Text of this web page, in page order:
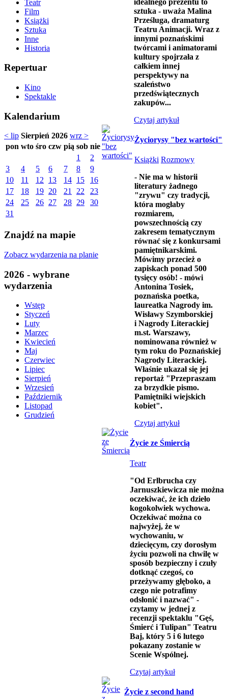
Teatr
Film
Książki
Sztuka
Inne
Historia
Repertuar
Kino
Spektakle
Kalendarium
< lip Sierpień 2026 wrz >
pon wto śro czw pią sob nie
1
2
3
4 5 6 7 8
9
10
11 12 13 14 15
16
17
18 19 20 21 22
23
24
25 26 27 28 29
30
31
Znajdź na mapie
Zobacz wydarzenia na planie
2026 - wybrane
wydarzenia
Wstęp
Styczeń
Luty
Marzec
Kwiecień
Maj
Czerwiec
Lipiec
Sierpień
Wrzesień
Październik
Listopad
Grudzień
sztuka - uważa Malina
Prześluga, dramaturg
Teatru Animacji. Wraz z
innymi poznańskimi
twórcami i animatorami
kultury spojrzała z
całkiem innej
perspektywy na
szaleństwo
przedświątecznych
zakupów...
Czytaj artykuł
Życiorysy "bez wartości"
Książki Rozmowy
- Nie ma w historii
literatury żadnego
"zrywu" czy tradycji,
która mogłaby
rozmiarem,
powszechnością czy
zakresem tematycznym
równać się z konkursami
pamiętnikarskimi.
Mówimy przecież o
zapiskach ponad 500
tysięcy osób! - mówi
Antonina Tosiek,
poznańska poetka,
laureatka Nagrody im.
Wisławy Szymborskiej
i Nagrody Literackiej
m.st. Warszawy,
nominowana również w
tym roku do Poznańskiej
Nagrody Literackiej.
Właśnie ukazał się jej
reportaż "Przepraszam
za brzydkie pismo.
Pamiętniki wiejskich
kobiet".
Czytaj artykuł
Życie ze Śmiercią
Teatr
"Od Erlbrucha czy
Jarnuszkiewicza nie można
oczekiwać, że ich dzieło
kogokolwiek wychowa.
Oczekiwać można co
najwyżej, że w
wychowaniu, w
dziecięcym, czy dorosłym
życiu pozwoli na chwilę w
sposób bezpieczny i czuły
dotknąć czegoś, co
przeżywamy głęboko, a
czego nie potrafimy
odsłonić i nazwać" -
czytamy w jednej z
recenzji spektaklu "Gęś,
Śmierć i Tulipan" Teatru
Baj, który 5 i 6 lutego
pokazany zostanie w
Scenie Wspólnej.
Czytaj artykuł
Życie z second hand